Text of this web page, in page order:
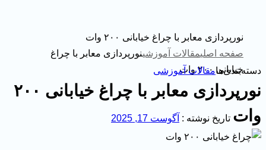
نورپردازی معابر با چراغ خیابانی ۲۰۰ وات
صفحه اصلیمقالات آموزشینورپردازی معابر با چراغ
خیابانی ۲۰۰ وات
دسته‌بندی‌هامقالات آموزشی
نورپردازی معابر با چراغ خیابانی ۲۰۰
وات تاریخ نوشته : آگوست 17, 2025